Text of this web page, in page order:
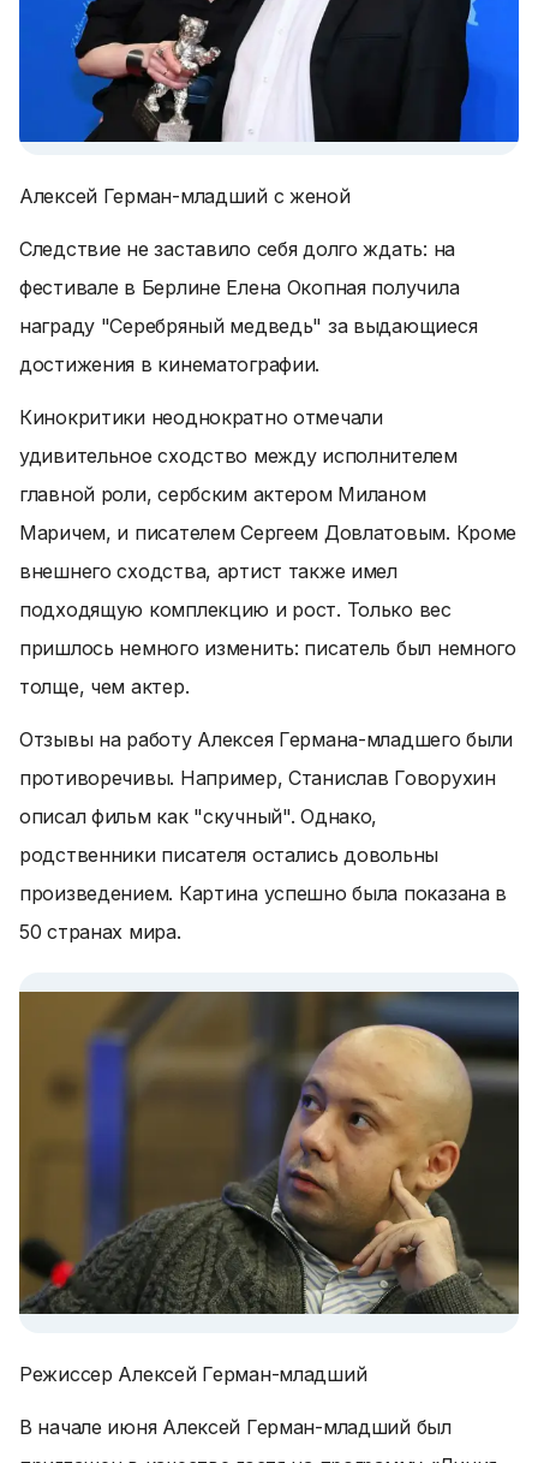
Алексей Герман-младший с женой
Следствие не заставило себя долго ждать: на
фестивале в Берлине Елена Окопная получила
награду "Серебряный медведь" за выдающиеся
достижения в кинематографии.
Кинокритики неоднократно отмечали
удивительное сходство между исполнителем
главной роли, сербским актером Миланом
Маричем, и писателем Сергеем Довлатовым. Кроме
внешнего сходства, артист также имел
подходящую комплекцию и рост. Только вес
пришлось немного изменить: писатель был немного
толще, чем актер.
Отзывы на работу Алексея Германа-младшего были
противоречивы. Например, Станислав Говорухин
описал фильм как "скучный". Однако,
родственники писателя остались довольны
произведением. Картина успешно была показана в
50 странах мира.
Режиссер Алексей Герман-младший
В начале июня Алексей Герман-младший был